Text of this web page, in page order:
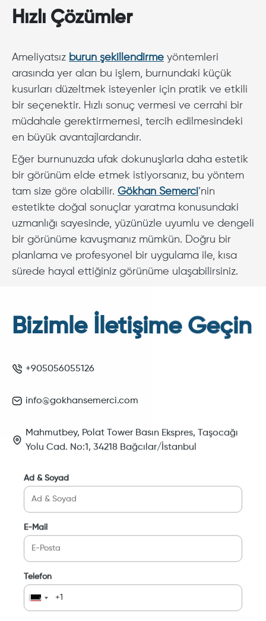
Hızlı Çözümler
Ameliyatsız burun şekillendirme yöntemleri
arasında yer alan bu işlem, burnundaki küçük
kusurları düzeltmek isteyenler için pratik ve etkili
bir seçenektir. Hızlı sonuç vermesi ve cerrahi bir
müdahale gerektirmemesi, tercih edilmesindeki
en büyük avantajlardandır.
Eğer burnunuzda ufak dokunuşlarla daha estetik
bir görünüm elde etmek istiyorsanız, bu yöntem
tam size göre olabilir. Gökhan Semerci’nin
estetikte doğal sonuçlar yaratma konusundaki
uzmanlığı sayesinde, yüzünüzle uyumlu ve dengeli
bir görünüme kavuşmanız mümkün. Doğru bir
planlama ve profesyonel bir uygulama ile, kısa
sürede hayal ettiğiniz görünüme ulaşabilirsiniz.
Bizimle İletişime Geçin
+905056055126
info@gokhansemerci.com
Mahmutbey, Polat Tower Basın Ekspres, Taşocağı
Yolu Cad. No:1, 34218 Bağcılar/İstanbul
Ad & Soyad
E-Mail
Telefon